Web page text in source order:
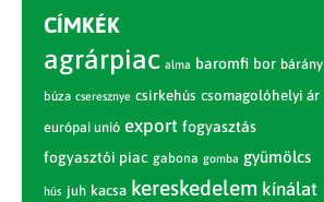
CÍMKÉK
agrárpiac alma baromfi bor bárány
búza cseresznye csirkehús csomagolóhelyi ár
európai unió export fogyasztás
fogyasztói piac gabona gomba gyümölcs
hús juh kacsa kereskedelem kínálat